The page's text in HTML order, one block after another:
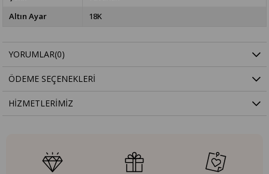
Altın Ayar
18K
YORUMLAR(0)
ÖDEME SEÇENEKLERI
HIZMETLERIMIZ